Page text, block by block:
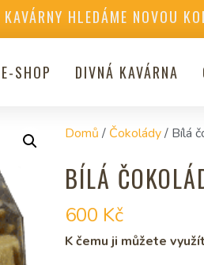
HLEDÁME NOVOU
E-SHOP DIVNÁ KAVÁRNA
Domů / Čokolády/ Bílá
BÍLÁ
600 Kč
K čemu ji můžete